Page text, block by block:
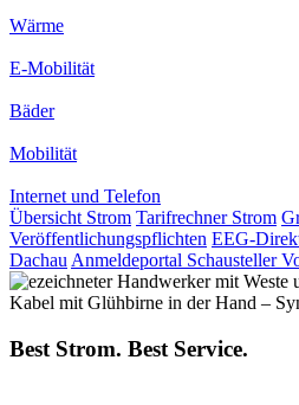
Wärme
E-Mobilität
Bäder
Mobilität
Internet und Telefon
Übersicht Strom Tarifrechner Strom
Veröffentlichungspflichten EEG-
Dachau Anmeldeportal Schausteller
Best Strom. Best Service.